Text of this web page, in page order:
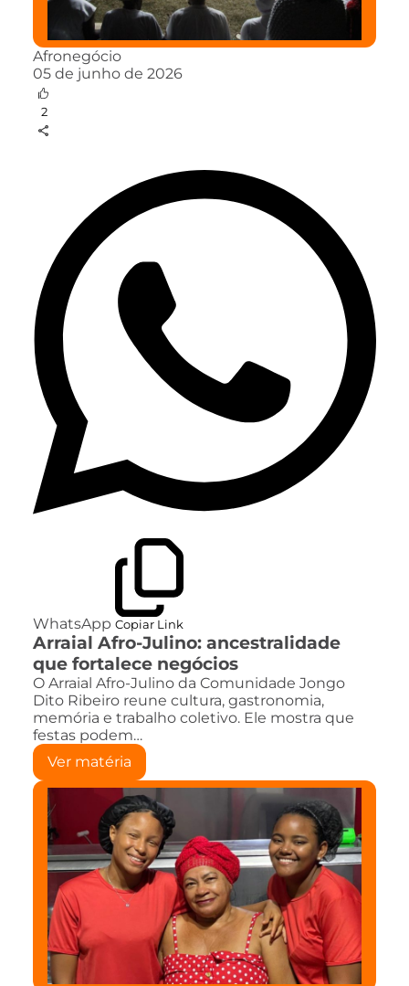
Afronegócio
05 de junho de 2026
2
WhatsApp Copiar Link
Arraial Afro-Julino: ancestralidade
que fortalece negócios
O Arraial Afro-Julino da Comunidade Jongo
Dito Ribeiro reune cultura, gastronomia,
memória e trabalho coletivo. Ele mostra que
festas podem…
Ver matéria